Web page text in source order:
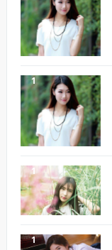
1
1
1